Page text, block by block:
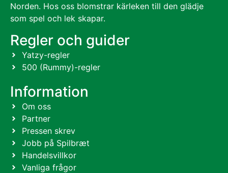
Norden. Hos oss blomstrar kärleken till den glädje
som spel och lek skapar.
Regler och guider
Yatzy-regler
500 (Rummy)-regler
Information
Om oss
Partner
Pressen skrev
Jobb på Spilbræt
Handelsvillkor
Vanliga frågor